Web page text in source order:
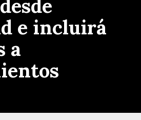
e incluirá
a